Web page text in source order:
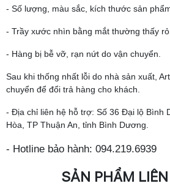
- Số lượng, màu sắc, kích thước sản
- Trầy xước nhìn bằng mắt thường thấy rỏ.
- Hàng bị bễ vỡ, rạn nứt do vận chuyển.
Sau khi thống nhất lỗi do nhà sản xuất,
chuyển để đổi trả hàng cho khách.
- Địa chỉ liên hệ hỗ trợ: Số 36 Đại lộ Bình
Hòa, TP Thuận An, tỉnh Bình Dương.
- Hotline bảo hành: 094.219.6939
SẢN PHẨM